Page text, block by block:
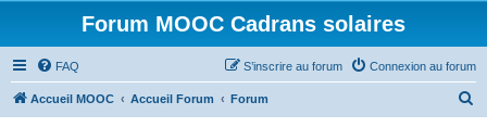
Forum MOOC Cadrans solaires
FAQ Connexion au forum
S’inscrire au forum
Accueil MOOC Accueil Forum Forum